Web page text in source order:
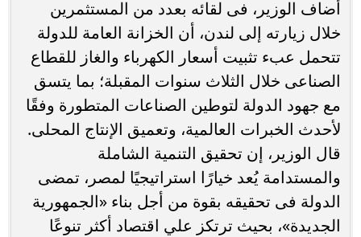
أضاف الوزير، فى لقائه بعدد من المستثمرين
خلال زيارته إلى لندن، أن الخزانة العامة للدولة
تتحمل عبء تثبيت أسعار الكهرباء والغاز للقطاع
الصناعى خلال الثلاث سنوات المقبلة؛ بما يتسق
مع جهود الدولة لتوطين الصناعات المتطورة وفقًا
لأحدث الخبرات العالمية، وتعميق الإنتاج المحلى.
قال الوزير، إن تحقيق التنمية الشاملة
والمستدامة يُعد خيارًا استراتيجيًا لمصر، تمضى
الدولة فى تحقيقه بقوة من أجل بناء «الجمهورية
الجديدة»، بحيث ترتكز علي اقتصاد أكثر تنوعًا